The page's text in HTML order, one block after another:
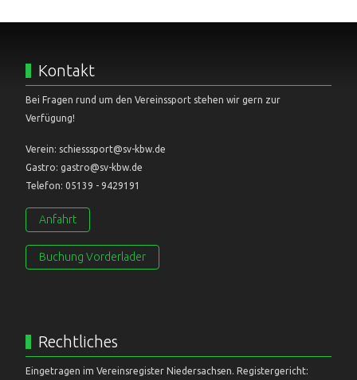
Kontakt
Bei Fragen rund um den Vereinssport stehen wir gern zur
Verfügung!
Verein: schiesssport@sv-kbw.de
Gastro: gastro@sv-kbw.de
Telefon: 05139 - 9429191
Anfahrt
Buchung Vorderlader
Rechtliches
Eingetragen im Vereinsregister Niedersachsen. Registergericht: